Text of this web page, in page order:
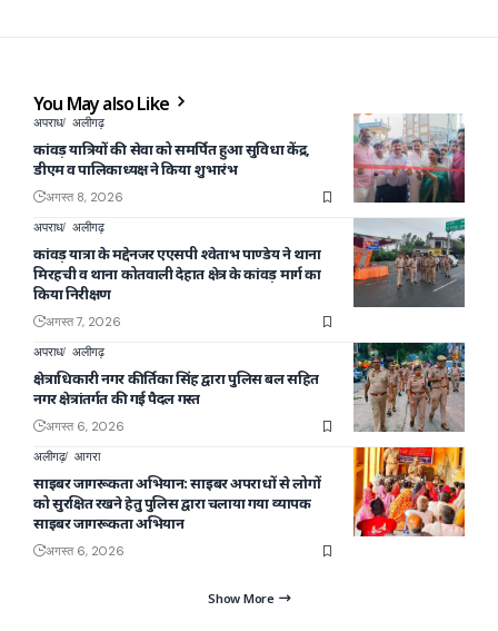
You May also Like
अपराध अलीगढ़
कांवड़ यात्रियों की सेवा को समर्पित हुआ सुविधा केंद्र,
डीएम व पालिकाध्यक्ष ने किया शुभारंभ
अगस्त 8, 2026
अपराध अलीगढ़
कांवड़ यात्रा के मद्देनजर एएसपी श्वेताभ पाण्डेय ने थाना
मिरहची व थाना कोतवाली देहात क्षेत्र के कांवड़ मार्ग का
किया निरीक्षण
अगस्त 7, 2026
अपराध अलीगढ़
क्षेत्राधिकारी नगर कीर्तिका सिंह द्वारा पुलिस बल सहित
नगर क्षेत्रांतर्गत की गई पैदल गस्त
अगस्त 6, 2026
अलीगढ़ आगरा
साइबर जागरूकता अभियान: साइबर अपराधों से लोगों
को सुरक्षित रखने हेतु पुलिस द्वारा चलाया गया व्यापक
साइबर जागरूकता अभियान
अगस्त 6, 2026
Show More